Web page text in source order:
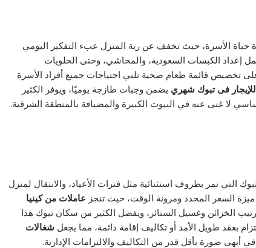
الأسرة، حيث تخفف عن ربة المنزل عبء التفكير اليومي
إعداد الكبسات السعودية، والمحاشي، وحتى الحلويات
تخصيص قائمة طعام صحية تلبي احتياجات جميع أفراد الأسرة
فى تبوك شهري يضمن وجبات طازجة يوميًا، ويوفر الكثير
لا غنى عنه في البيوت الكبيرة والمضيافة بالمنطقة الشرقية.
تمر بظروف استثنائية مثل فترات الأعياد، والانتقال لمنزل
السعر المحدد ومرونة الوقت، حيث تنجز عاملات من كينيا
الخزائن وغسيل الستائر، ويفضل الكثير من سكان تبوك هذا
بعقد طويل الأمد أو تكاليف إقامة دائمة، مما يجعل شغالات
صورة بأقل قدر من التكاليف والالتزامات الإدارية.